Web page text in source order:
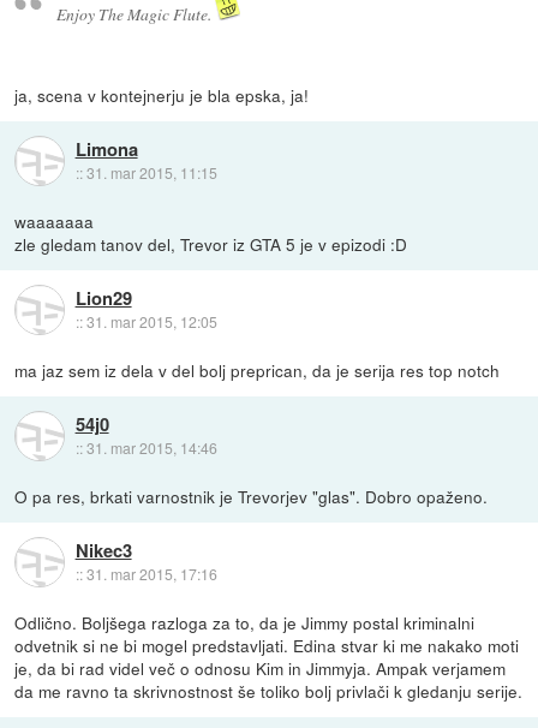
Enjoy The Magic Flute.
ja, scena v kontejnerju je bla epska, ja!
Limona
::31. mar 2015, 11:15
waaaaaaa
zle gledam tanov del, Trevor iz GTA 5 je v epizodi :D
Lion29
::31. mar 2015, 12:05
ma jaz sem iz dela v del bolj preprican, da je serija res top notch
54j0
::31. mar 2015, 14:46
O pa res, brkati varnostnik je Trevorjev "glas". Dobro opaženo.
Nikec3
::31. mar 2015, 17:16
Odlično. Boljšega razloga za to, da je Jimmy postal kriminalni
odvetnik si ne bi mogel predstavljati. Edina stvar ki me nakako moti
je, da bi rad videl več o odnosu Kim in Jimmyja. Ampak verjamem
da me ravno ta skrivnostnost še toliko bolj privlači k gledanju serije.